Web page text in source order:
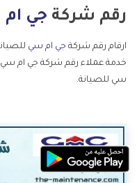
رقم شركة جي
ارقام رقم شركة جي ام سي
خدمة عملاء رقم شركة جي ام
سي للصيانة.